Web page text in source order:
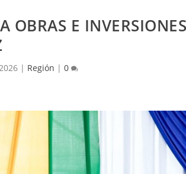
OBRAS E
| Región |0